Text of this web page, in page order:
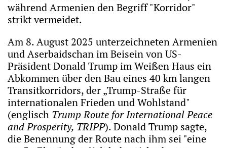
während Armenien den Begriff "Korridor"
strikt vermeidet.
Am 8. August 2025 unterzeichneten Armenien
und Aserbaidschan im Beisein von US-
Präsident Donald Trump im Weißen Haus ein
Abkommen über den Bau eines 40 km langen
Transitkorridors, der „Trump-Straße für
internationalen Frieden und Wohlstand"
(englisch Trump Route for International Peace
and Prosperity, TRIPP). Donald Trump sagte,
die Benennung der Route nach ihm sei "eine